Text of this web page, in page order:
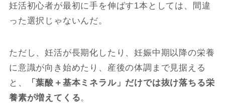
妊活初心者が最初に手を伸ばす1本としては、間違
った選択じゃないんだ。
ただし、妊活が長期化したり、妊娠中期以降の栄養
に意識が向き始めたり、産後の体調まで見据える
と、
「葉酸＋基本ミネラル」だけでは抜け落ちる栄
養素が増えてくる。